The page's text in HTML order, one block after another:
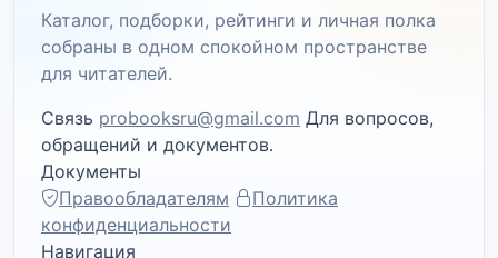
Каталог, подборки, рейтинги и личная полка
собраны в одном спокойном пространстве
для читателей.
Связь probooksru@gmail.com Для вопросов,
обращений и документов.
Документы
Правообладателям
Политика
конфиденциальности
Навигация